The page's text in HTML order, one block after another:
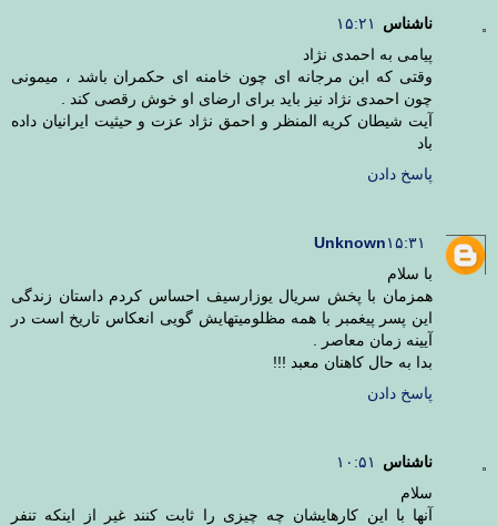
ناشناس
۱۵:۲۱
پیامی به احمدی نژاد
وقتی که ابن مرجانه ای چون خامنه ای حکمران باشد ، میمونی
چون احمدی نژاد نیز باید برای ارضای او خوش رقصی کند .
آیت شیطان کریه المنظر و احمق نژاد عزت و حیثیت ایرانیان داده
باد
پاسخ دادن
Unknown۱۵:۳۱
با سلام
همزمان با پخش سریال یوزارسیف احساس کردم داستان زندگی
این پسر پیغمبر با همه مظلومیتهایش گویی انعکاس تاریخ است در
آیینه زمان معاصر .
بدا به حال کاهنان معبد !!!
پاسخ دادن
ناشناس
۱۰:۵۱
سلام
آنها با این کارهایشان چه چیزی را ثابت کنند غیر از اینکه تنفر